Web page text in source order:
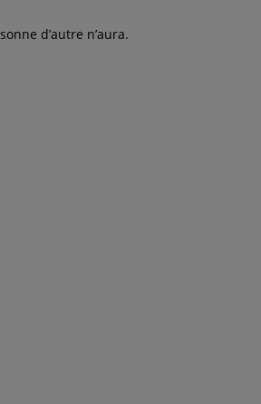
d’autre n’aura.